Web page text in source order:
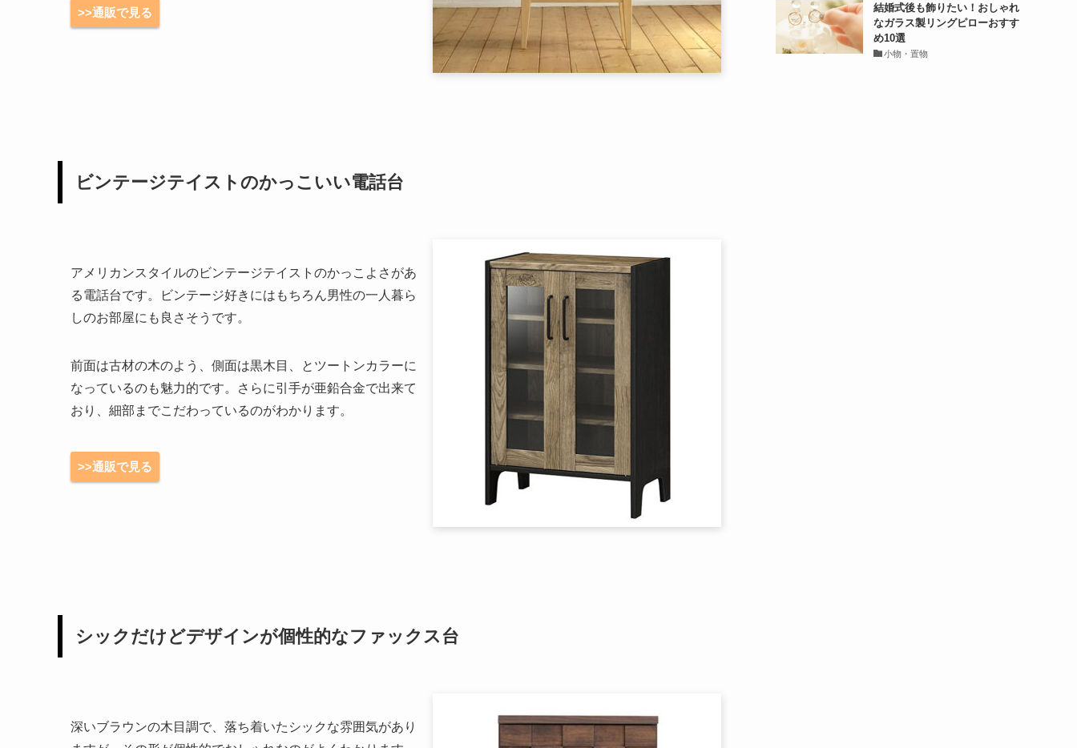
>>通販で見る
ビンテージテイストのかっこいい電話台
アメリカンスタイルのビンテージテイストのかっこよさがあ
る電話台です。ビンテージ好きにはもちろん男性の一人暮ら
しのお部屋にも良さそうです。
前面は古材の木のよう、側面は黒木目、とツートンカラーに
なっているのも魅力的です。さらに引手が亜鉛合金で出来て
おり、細部までこだわっているのがわかります。
>>通販で見る
シックだけどデザインが個性的なファックス台
深いブラウンの木目調で、落ち着いたシックな雰囲気があり
結婚式後も飾りたい！おしゃれ
なガラス製リングピローおすす
め10選
小物・置物